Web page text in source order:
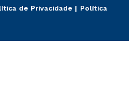
de Privacidade
Política